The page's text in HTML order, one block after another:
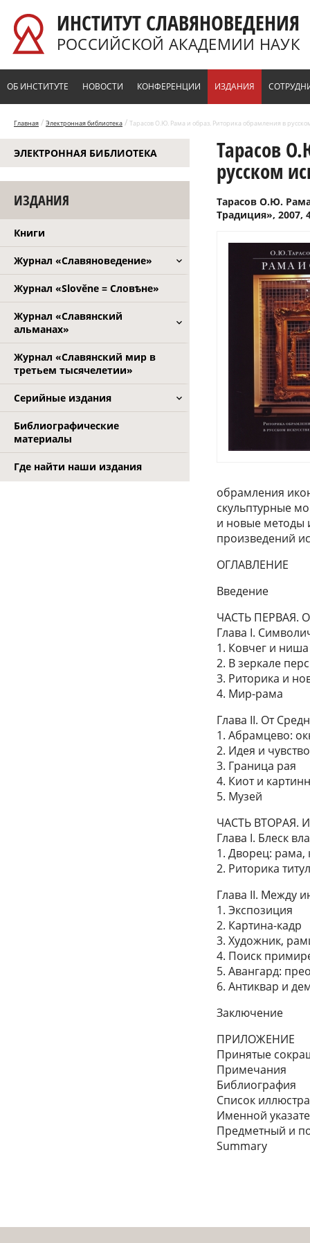
ИНСТИТУТ СЛАВЯНОВЕДЕНИЯ
РОССИЙСКОЙ АКАДЕМИИ НАУК
ОБ ИНСТИТУТЕ НОВОСТИ КОНФЕРЕНЦИИ ИЗДАНИЯ
Главная / Электронная библиотека / Тарасов О.Ю. Рама и образ. Риторика обрамления в
ЭЛЕКТРОННАЯ БИБЛИОТЕКА
ИЗДАНИЯ
Книги
Журнал «Славяноведение»
Журнал «Slověne = Словѣне»
Журнал «Славянский
альманах»
Журнал «Славянский мир в
третьем тысячелетии»
Серийные издания
Библиографические
материалы
Где найти наши издания
Тарасов
русском
Тарасов О.Ю.
Традиция», 2007,
обрамления
скульптурные
и новые методы
произведений
ОГЛАВЛЕНИЕ
Введение
ЧАСТЬ ПЕРВАЯ.
Глава I.
1. Ковчег и ниша
2. В зеркале
3. Риторика и
4. Мир-рама
Глава II. От
1. Абрамцево:
2. Идея и чувство
3. Граница рая
4. Киот и
5. Музей
ЧАСТЬ ВТОРАЯ.
Глава I. Блеск
1. Дворец: рама,
2. Риторика
Глава II. Между
1. Экспозиция
2. Картина-кадр
3. Художник,
4. Поиск
5. Авангард:
6. Антиквар и
Заключение
ПРИЛОЖЕНИЕ
Принятые
Примечания
Библиография
Список
Именной
Предметный и
Summary